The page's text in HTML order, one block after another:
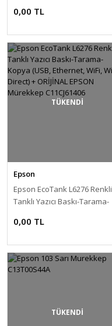
) + ORİJİNAL EPSON 4 x 65 ml +
C11CK58404
0,00 TL
TÜKENDİ
Epson
Epson EcoTank L6276 Renkli
Tanklı Yazıcı Baskı-Tarama-
Fi Direct) + ORİJİNAL EPSON
0,00 TL
TÜKENDİ